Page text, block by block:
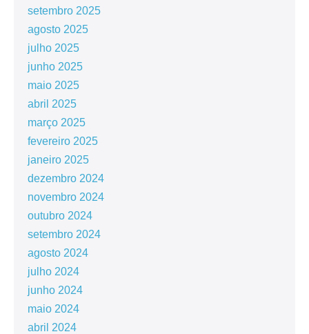
setembro 2025
agosto 2025
julho 2025
junho 2025
maio 2025
abril 2025
março 2025
fevereiro 2025
janeiro 2025
dezembro 2024
novembro 2024
outubro 2024
setembro 2024
agosto 2024
julho 2024
junho 2024
maio 2024
abril 2024